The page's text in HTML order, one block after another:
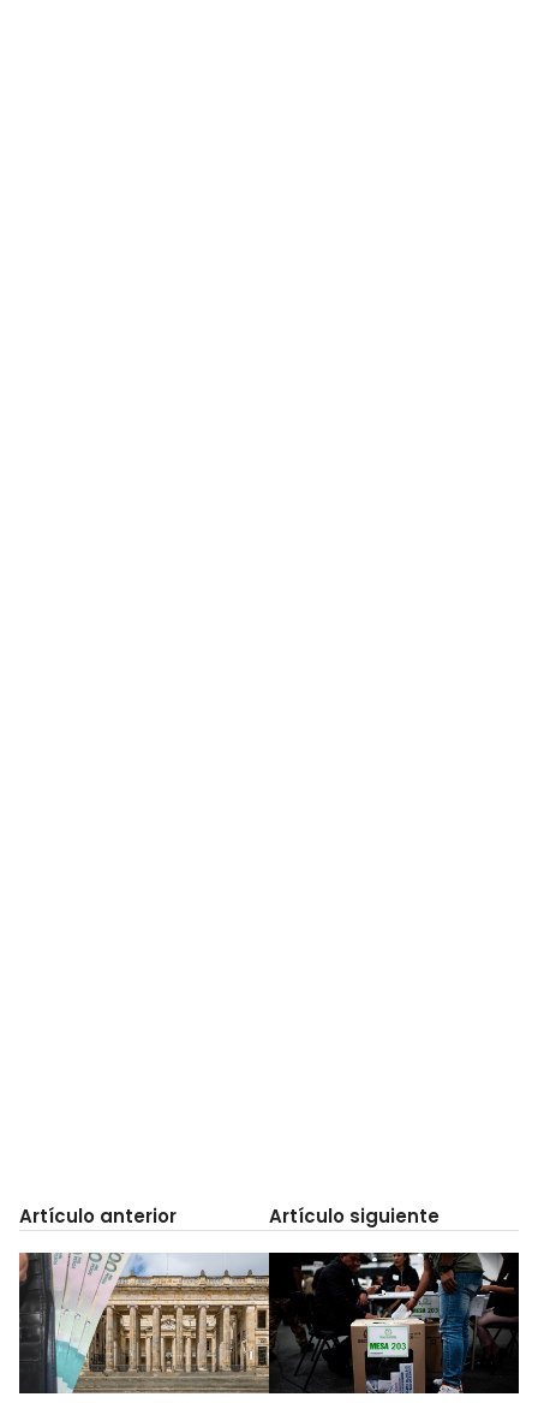
Artículo anterior Artículo siguiente